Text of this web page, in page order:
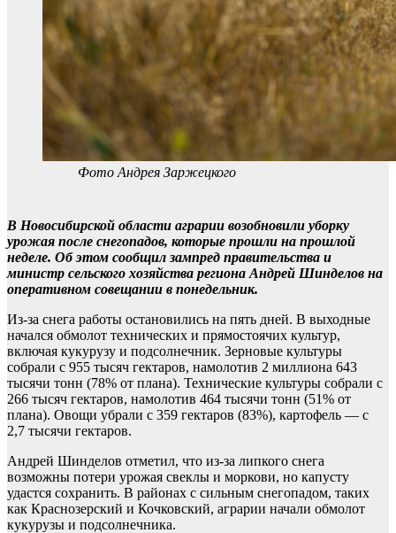
Фото Андрея Заржецкого
В Новосибирской области аграрии возобновили уборку
урожая после снегопадов, которые прошли на прошлой
неделе. Об этом сообщил зампред правительства и
министр сельского хозяйства региона Андрей Шинделов на
оперативном совещании в понедельник.
Из-за снега работы остановились на пять дней. В выходные
начался обмолот технических и прямостоячих культур,
включая кукурузу и подсолнечник. Зерновые культуры
собрали с 955 тысяч гектаров, намолотив 2 миллиона 643
тысячи тонн (78% от плана). Технические культуры собрали с
266 тысяч гектаров, намолотив 464 тысячи тонн (51% от
плана). Овощи убрали с 359 гектаров (83%), картофель — с
2,7 тысячи гектаров.
Андрей Шинделов отметил, что из-за липкого снега
возможны потери урожая свеклы и моркови, но капусту
удастся сохранить. В районах с сильным снегопадом, таких
как Краснозерский и Кочковский, аграрии начали обмолот
кукурузы и подсолнечника.